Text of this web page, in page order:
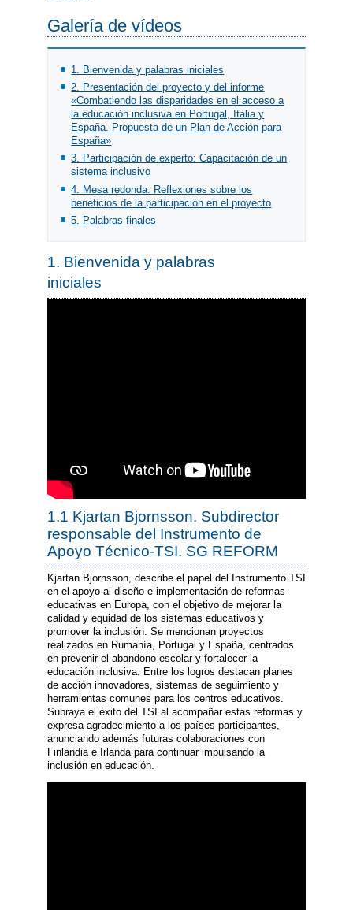
Galería de vídeos
1. Bienvenida y palabras iniciales
2. Presentación del proyecto y del informe
«Combatiendo las disparidades en el acceso a
la educación inclusiva en Portugal, Italia y
España. Propuesta de un Plan de Acción para
España»
3. Participación de experto: Capacitación de un
sistema inclusivo
4. Mesa redonda: Reflexiones sobre los
beneficios de la participación en el proyecto
5. Palabras finales
1. Bienvenida y palabras
iniciales
1.1 Kjartan Bjornsson. Subdirector
responsable del Instrumento de
Apoyo Técnico-TSI. SG REFORM
Kjartan Bjornsson, describe el papel del Instrumento TSI
en el apoyo al diseño e implementación de reformas
educativas en Europa, con el objetivo de mejorar la
calidad y equidad de los sistemas educativos y
promover la inclusión. Se mencionan proyectos
realizados en Rumanía, Portugal y España, centrados
en prevenir el abandono escolar y fortalecer la
educación inclusiva. Entre los logros destacan planes
de acción innovadores, sistemas de seguimiento y
herramientas comunes para los centros educativos.
Subraya el éxito del TSI al acompañar estas reformas y
expresa agradecimiento a los países participantes,
anunciando además futuras colaboraciones con
Finlandia e Irlanda para continuar impulsando la
inclusión en educación.